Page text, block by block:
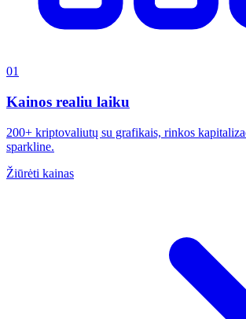
01
Kainos realiu laiku
200+ kriptovaliutų su grafikais, rinkos
sparkline.
Žiūrėti kainas